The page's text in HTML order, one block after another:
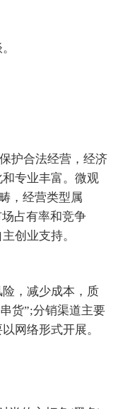
护合法经营，经济
专业丰富。微观
，经营类型属
占有率和竞争
创业支持。
，减少成本，质
货”;分销渠道主要
网络形式开展。